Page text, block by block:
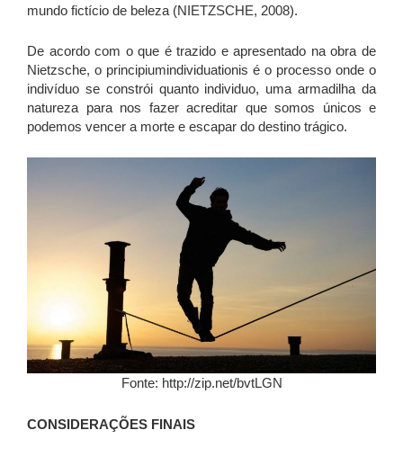
mundo fictício de beleza (NIETZSCHE, 2008).
De acordo com o que é trazido e apresentado na obra de
Nietzsche, o principiumindividuationis é o processo onde o
indivíduo se constrói quanto individuo, uma armadilha da
natureza para nos fazer acreditar que somos únicos e
podemos vencer a morte e escapar do destino trágico.
Fonte: http://zip.net/bvtLGN
CONSIDERAÇÕES FINAIS